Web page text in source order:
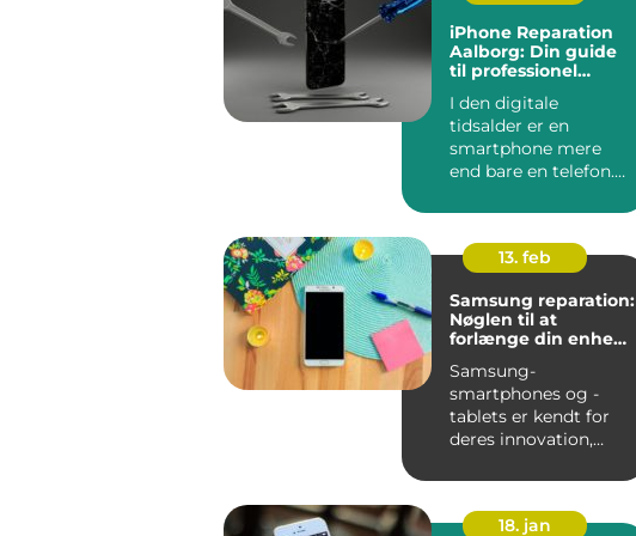
iPhone Reparation
Aalborg: Din guide
til professionel
I den digitale
tidsalder er en
smartphone mere
end bare en telefon.
primære komm...
13. feb
Samsung reparation:
Nøglen til at
forlænge din enheds
Samsung-
smartphones og -
tablets er kendt for
deres innovation,
pålidelighed. Dog ...
18. jan